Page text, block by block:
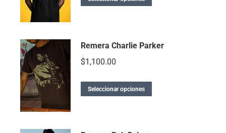
Remera Charlie Parker
$1,100.00
Seleccionar opciones